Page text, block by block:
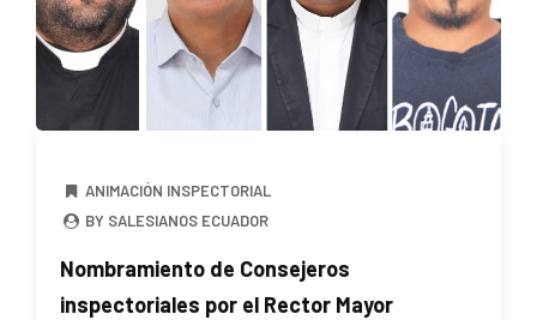
ANIMACIÓN INSPECTORIAL
BY SALESIANOS ECUADOR
Nombramiento de Consejeros
inspectoriales por el Rector Mayor